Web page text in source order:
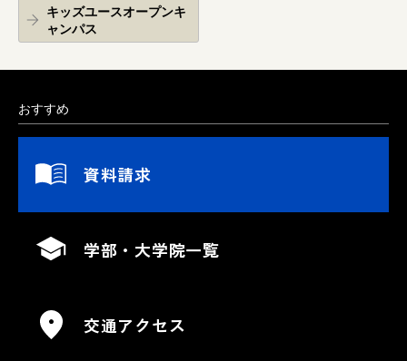
キッズユースオープンキ
ャンパス
おすすめ
資料請求
学部・大学院一覧
交通アクセス